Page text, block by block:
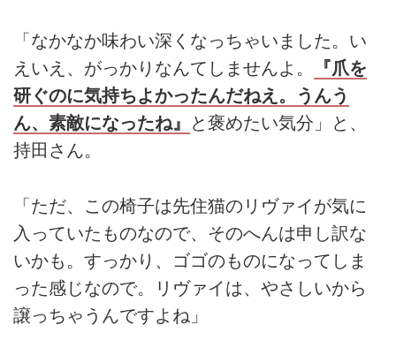
「なかなか味わい深くなっちゃいました。い
えいえ、がっかりなんてしませんよ。
『爪を
研ぐのに気持ちよかったんだねえ。うんう
ん、素敵になったね』
と褒めたい気分」と、
持田さん。
「ただ、この椅子は先住猫のリヴァイが気に
入っていたものなので、そのへんは申し訳な
いかも。すっかり、ゴゴのものになってしま
った感じなので。リヴァイは、やさしいから
譲っちゃうんですよね」